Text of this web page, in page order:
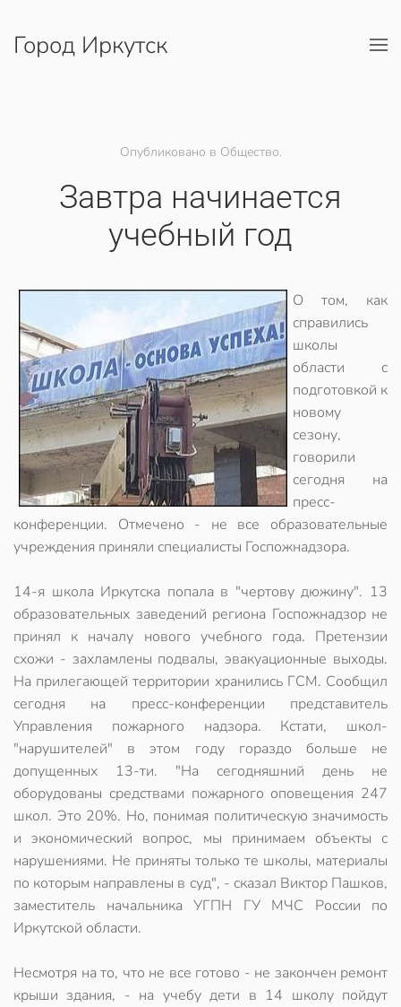
Перейти к содержимому
Город Иркутск
Опубликовано в Общество.
Завтра начинается
учебный год
О том, как
справились
школы
области с
подготовкой к
новому
сезону,
говорили
сегодня на
пресс-
конференции. Отмечено - не все образовательные
учреждения приняли специалисты Госпожнадзора.
14-я школа Иркутска попала в "чертову дюжину". 13
образовательных заведений региона Госпожнадзор не
принял к началу нового учебного года. Претензии
схожи - захламлены подвалы, эвакуационные выходы.
На прилегающей территории хранились ГСМ. Сообщил
сегодня на пресс-конференции представитель
Управления пожарного надзора. Кстати, школ-
"нарушителей" в этом году гораздо больше не
допущенных 13-ти. "На сегодняшний день не
оборудованы средствами пожарного оповещения 247
школ. Это 20%. Но, понимая политическую значимость
и экономический вопрос, мы принимаем объекты с
нарушениями. Не приняты только те школы, материалы
по которым направлены в суд", - сказал Виктор Пашков,
заместитель начальника УГПН ГУ МЧС России по
Иркутской области.
Несмотря на то, что не все готово - не закончен ремонт
крыши здания, - на учебу дети в 14 школу пойдут